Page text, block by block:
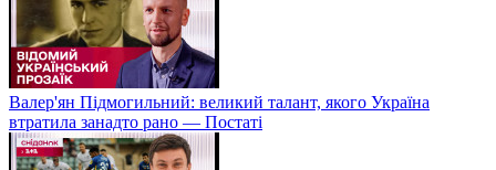
Валер'ян Підмогильний: великий талант, якого Україна
втратила занадто рано — Постаті